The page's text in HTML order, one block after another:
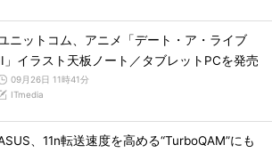
ニットコム、アニメ「デート・ア・ライブ
」イラスト天板ノート／タブレットPCを発売
09月26日 11時41分
ITmedia
、11n転送速度を高める“TurboQAM”にも